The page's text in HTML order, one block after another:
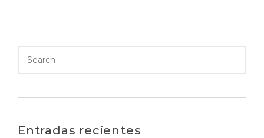
Entradas recientes